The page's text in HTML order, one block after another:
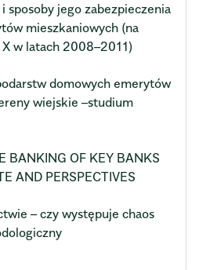
sposoby jego zabezpieczenia
mieszkaniowych (na
w latach 2008–2011)
domowych emerytów
wiejskie –studium
BANKING OF KEY BANKS
AND PERSPECTIVES
– czy występuje chaos